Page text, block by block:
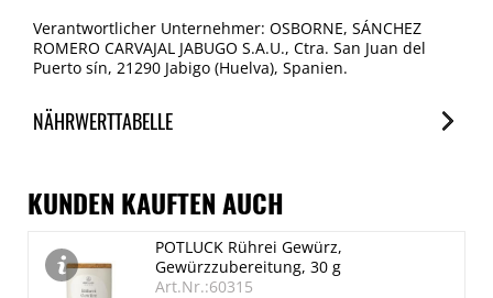
Verantwortlicher Unternehmer: OSBORNE, SÁNCHEZ
ROMERO CARVAJAL JABUGO S.A.U., Ctra. San Juan del
Puerto sín, 21290 Jabigo (Huelva), Spanien.
NÄHRWERTTABELLE
je 100g
Brennwert
1461 kJ/351 kcal
Fett
KUNDEN KAUFTEN AUCH
POTLUCK Rührei Gewürz,
Gewürzzubereitung, 30 g
Art.Nr.:60315